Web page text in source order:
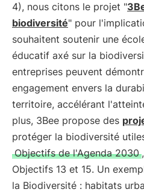
4), nous citons le projet "
biodiversité" pour
souhaitent soutenir une
éducatif axé sur la
entreprises peuvent
engagement envers la
territoire, accélérant
plus, 3Bee propose des
protéger la biodiversité
Objectifs de l'Agenda 2030
Objectifs 13 et 15. Un
la Biodiversité : habitats